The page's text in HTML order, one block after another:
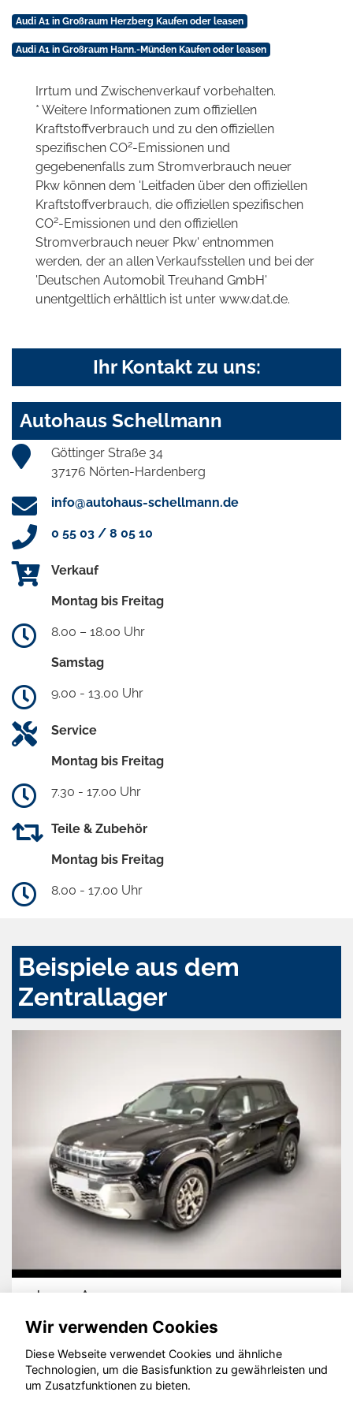
Audi A1 in Großraum Herzberg Kaufen oder leasen
Audi A1 in Großraum Hann.-Münden Kaufen oder leasen
Irrtum und Zwischenverkauf vorbehalten.
* Weitere Informationen zum offiziellen
Kraftstoffverbrauch und zu den offiziellen
spezifischen CO2-Emissionen und
gegebenenfalls zum Stromverbrauch neuer
Pkw können dem 'Leitfaden über den offiziellen
Kraftstoffverbrauch, die offiziellen spezifischen
CO2-Emissionen und den offiziellen
Stromverbrauch neuer Pkw' entnommen
werden, der an allen Verkaufsstellen und bei der
'Deutschen Automobil Treuhand GmbH'
unentgeltlich erhältlich ist unter www.dat.de.
Ihr Kontakt zu uns:
Autohaus Schellmann
Göttinger Straße 34
37176 Nörten-Hardenberg
info@autohaus-schellmann.de
0 55 03 / 8 05 10
Verkauf
Montag bis Freitag
8.00 – 18.00 Uhr
Samstag
9.00 - 13.00 Uhr
Service
Montag bis Freitag
7.30 - 17.00 Uhr
Teile & Zubehör
Montag bis Freitag
8.00 - 17.00 Uhr
Beispiele aus dem
Zentrallager
Jeep Avenger
© konjunkturmotor.de GmbH 2020 - 2026
Wir verwenden Cookies
Diese Webseite verwendet Cookies und ähnliche
Technologien, um die Basisfunktion zu gewährleisten und
um Zusatzfunktionen zu bieten.